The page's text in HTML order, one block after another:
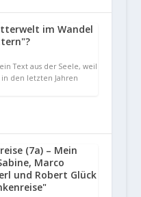
im Wandel
Text aus der Seele, weil
in den letzten Jahren
(7a) – Mein
Marco
und Robert Glück